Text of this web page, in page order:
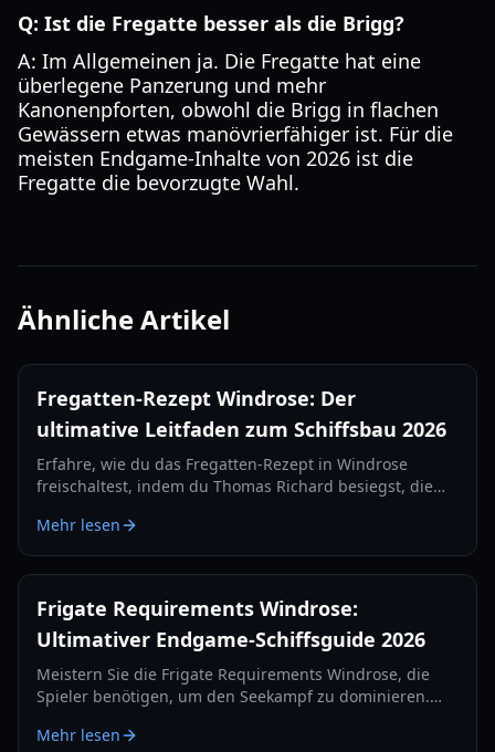
Q: Ist die Fregatte besser als die Brigg?
A: Im Allgemeinen ja. Die Fregatte hat eine
überlegene Panzerung und mehr
Kanonenpforten, obwohl die Brigg in flachen
Gewässern etwas manövrierfähiger ist. Für die
meisten Endgame-Inhalte von 2026 ist die
Fregatte die bevorzugte Wahl.
Ähnliche Artikel
Fregatten-Rezept Windrose: Der
ultimative Leitfaden zum Schiffsbau 2026
Erfahre, wie du das Fregatten-Rezept in Windrose
freischaltest, indem du Thomas Richard besiegst, die
und Eisenbarren herstellst.
Mehr lesen
Frigate Requirements Windrose:
Ultimativer Endgame-Schiffsguide 2026
Meistern Sie die Frigate Requirements Windrose, die
Spieler benötigen, um den Seekampf zu dominieren.
Verteidigungsgegenstände und Taktiken für 2026.
Mehr lesen